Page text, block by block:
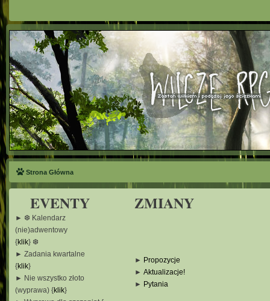
Strona Główna
EVENTY ZMIANY
► ❆ Kalendarz
(nie)adwentowy
{klik} ❆
► Zadania kwartalne
{klik}
► Nie wszystko złoto
(wyprawa) {klik}
► Propozycje
► Aktualizacje!
► Pytania